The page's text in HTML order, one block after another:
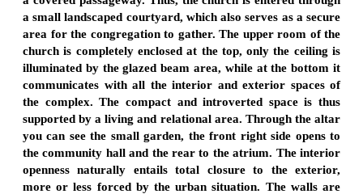
a small landscaped courtyard, which also serves as a secure
area for the congregation to gather. The upper room of the
church is completely enclosed at the top, only the ceiling is
illuminated by the glazed beam area, while at the bottom it
communicates with all the interior and exterior spaces of
the complex. The compact and introverted space is thus
supported by a living and relational area. Through the altar
you can see the small garden, the front right side opens to
the community hall and the rear to the atrium. The interior
openness naturally entails total closure to the exterior,
more or less forced by the urban situation. The walls are